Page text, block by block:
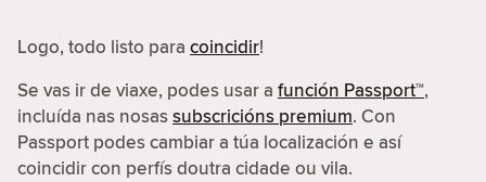
Logo, todo listo para coincidir!
Se vas ir de viaxe, podes usar a función Passport™,
incluída nas nosassubscricións premium. Con
Passport podes cambiar a túa localización e así
coincidir con perfís doutra cidade ou vila.